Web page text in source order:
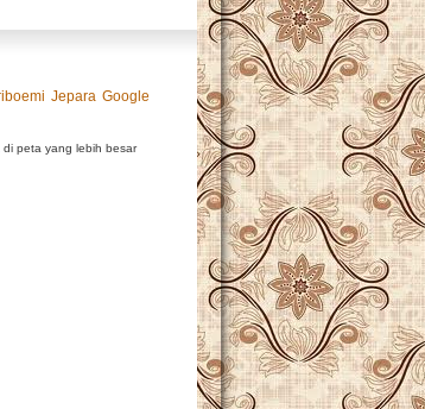
di peta yang lebih besar